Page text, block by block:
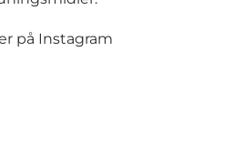
på Instagram